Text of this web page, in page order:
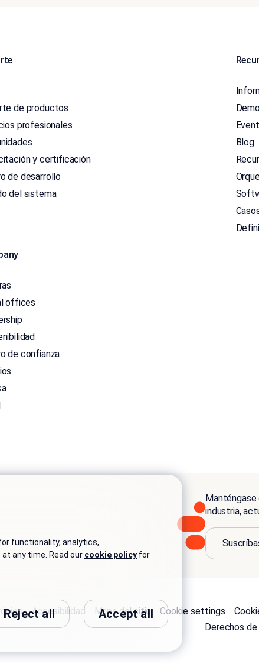
de productos
profesionales
y certificación
de desarrollo
del sistema
Blog
offices
de confianza
industria,
Accesibilidad Mapa del sitio Cookie settings
Derechos
functionality, analytics,
any time. Read our cookie policy for
Reject all Accept all